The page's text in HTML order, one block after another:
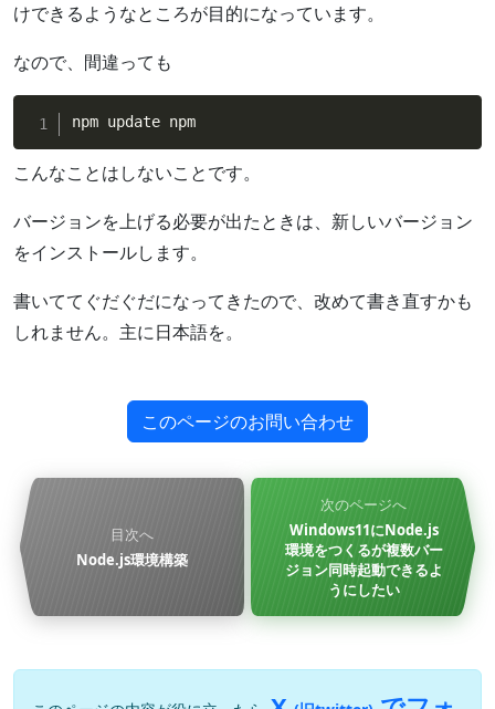
けできるようなところが目的になっています。
なので、間違っても
npm update npm
こんなことはしないことです。
バージョンを上げる必要が出たときは、新しいバージョン
をインストールします。
書いててぐだぐだになってきたので、改めて書き直すかも
しれません。主に日本語を。
このページのお問い合わせ
目次へ
Node.js環境構築
次のページへ
Windows11にNode.js
環境をつくるが複数バー
ジョン同時起動できるよ
うにしたい